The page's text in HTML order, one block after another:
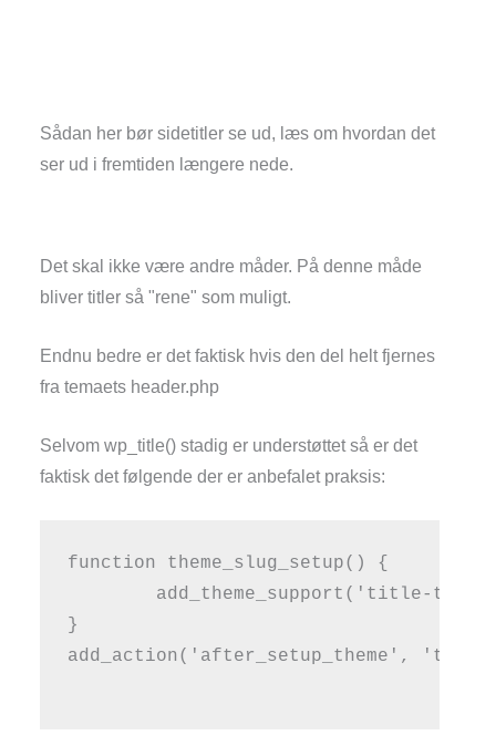
Sådan her bør sidetitler se ud, læs om hvordan det
ser ud i fremtiden længere nede.
Det skal ikke være andre måder. På denne måde
bliver titler så "rene" som muligt.
Endnu bedre er det faktisk hvis den del helt fjernes
fra temaets header.php
Selvom wp_title() stadig er understøttet så er det
faktisk det følgende der er anbefalet praksis:
function theme_slug_setup() {
add_theme_support('title-
}
add_action('after_setup_theme',